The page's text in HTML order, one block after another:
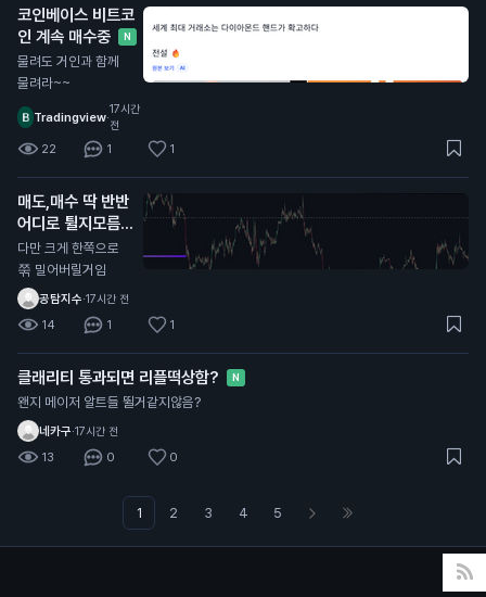
코인베이스 비트코
인 계속 매수중
N
물려도 거인과 함께
물려라~~
Tradingview·
17시간
전
22 1 1
매도,매수 딱 반반
어디로 튈지모름
N
다만 크게 한쪽으로
쭊 밀어버릴거임
공탐지수·17시간 전
14 1 1
클래리티 통과되면 리플떡상함? N
왠지 메이저 알트들 뛸거같지않음?
네카구·17시간 전
13 0 0
1 2 3 4 5